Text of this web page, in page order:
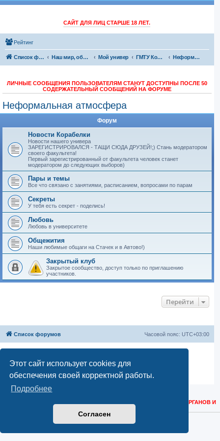
Этот сайт использует cookies для
обеспечения своей корректной работы.
Подробнее
Согласен
САЙТ ДЛЯ ЛИЦ СТАРШЕ 18 ЛЕТ.
Рейтинг
Список форумов Наш мир, обо всем Мой универ ГМТУ Корабелка Неформальная атмосфера
ЛИЧНЫЕ СООБЩЕНИЯ ПОЛЬЗОВАТЕЛЯМ СТАНУТ ДОСТУПНЫ ПОСЛЕ 50
СОДЕРЖАТЕЛЬНЫЙ СООБЩЕНИЙ НА ФОРУМЕ
Неформальная атмосфера
Форум
Новости Корабелки
Новости нашего универа
ЗАРЕГИСТРИРОВАЛСЯ - ТАЩИ СЮДА ДРУЗЕЙ!;) Стань модератором
своего факультета!
Первый зарегистрированный от факультета человек станет
модератором до следующих выборов)
Пары и темы
Все что связано с занятиями, расписанием, вопросами по парам
Секреты
У тебя есть секрет - поделись!
Любовь
Любовь в университете
Общежития
Наши любимые общаги на Стачек и в Автово!)
Закрытый клуб
Закрытое сообщество, доступ только по приглашению
участников.
Перейти
Список форумов Часовой пояс: UTC+03:00
Русская поддержка phpBB
Моды и расширения phpBB
Конфиденциальность| Правила
КОНТАКТНЫЕ ДАННЫЕ ДЛЯ РОСКОМНАДЗОРА, РЕГУЛИРУЮЩИХ ОРГАНОВ И
НАПИСАТЬ